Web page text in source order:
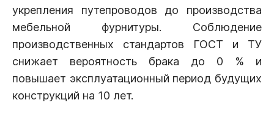
укрепления путепроводов до производства
мебельной фурнитуры. Соблюдение
производственных стандартов ГОСТ и ТУ
снижает вероятность брака до 0 % и
повышает эксплуатационный период будущих
конструкций на 10 лет.